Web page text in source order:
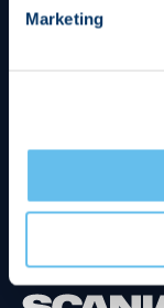
Marketing